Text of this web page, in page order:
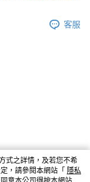
客服
式之詳情，及若您不希
，請參閱本網站「 隱私